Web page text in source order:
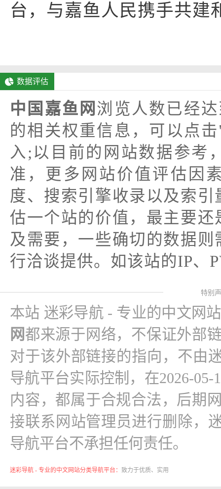
台，与嘉鱼人民携手共建
数据评估
中国嘉鱼网 浏览人数已经
的相关权重信息，可以点
入;以目前的网站数据参考
准，更多网站价值评估因
度、搜索引擎收录以及索
估一个站的价值，最主要
及需要，一些确切的数据
行洽谈提供。如该站的IP、
特别
本站 迷彩导航 - 专业的中文网
网都来源于网络，不保证外部
对于该外部链接的指向，不由
导航平台实际控制，在2026-05-
内容，都属于合规合法，后期
接联系网站管理员进行删除，
导航平台不承担任何责任。
迷彩导航 - 专业的中文网站分类导航平台： 致力于优质、实用